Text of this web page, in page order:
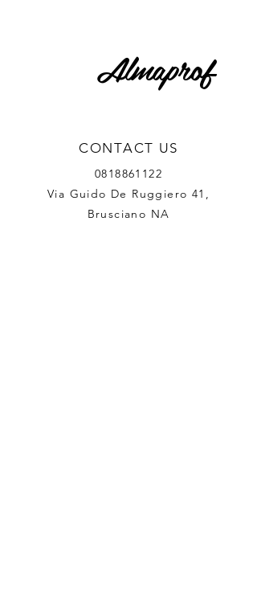
Almaprof
CONTACT US
0818861122
Via Guido De Ruggiero 41,
Brusciano NA